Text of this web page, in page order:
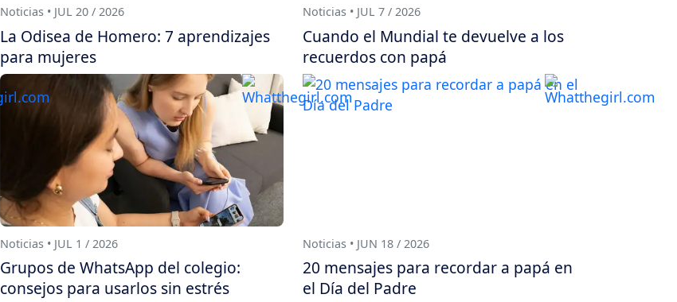
Noticias • JUL 20 / 2026
La Odisea de Homero: 7 aprendizajes
para mujeres
Noticias • JUL 7 / 2026
Cuando el Mundial te devuelve a los
recuerdos con papá
Noticias • JUL 1 / 2026
Grupos de WhatsApp del colegio:
consejos para usarlos sin estrés
Noticias • JUN 18 / 2026
20 mensajes para recordar a papá en
el Día del Padre